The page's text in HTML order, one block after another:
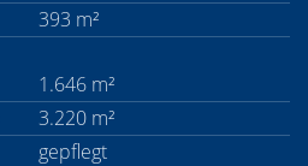
393 m²
1.646 m²
3.220 m²
gepflegt